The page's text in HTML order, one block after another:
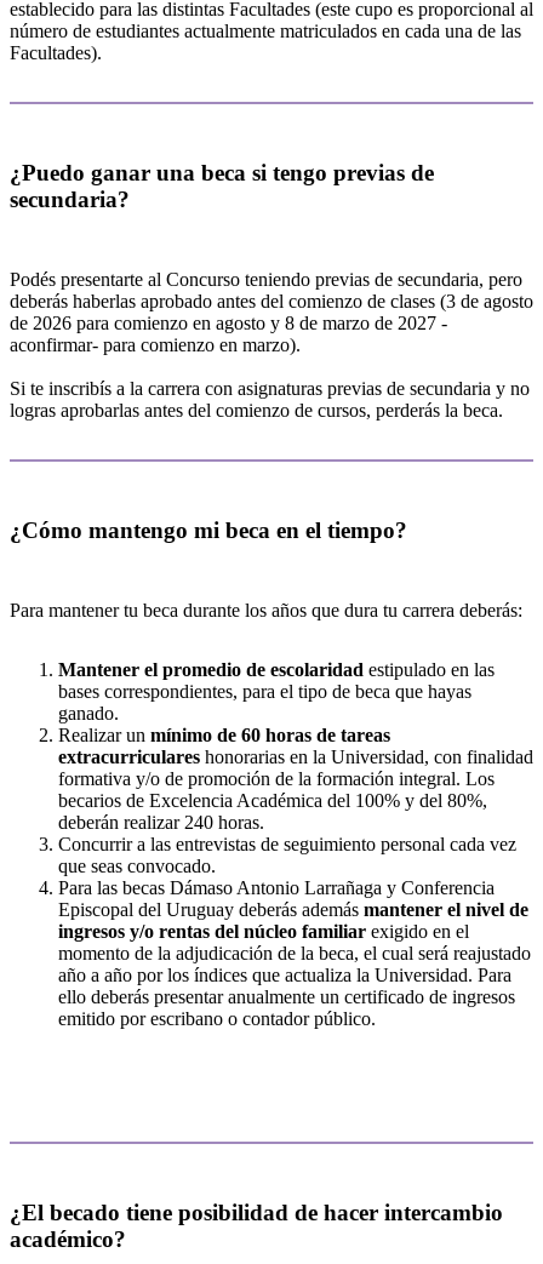
establecido para las distintas Facultades (este cupo es proporcional al
número de estudiantes actualmente matriculados en cada una de las
Facultades).
¿Puedo ganar una beca si tengo previas de
secundaria?
Podés presentarte al Concurso teniendo previas de secundaria, pero
deberás haberlas aprobado antes del comienzo de clases (3 de agosto
de 2026 para comienzo en agosto y 8 de marzo de 2027 -
aconfirmar- para comienzo en marzo).
Si te inscribís a la carrera con asignaturas previas de secundaria y no
logras aprobarlas antes del comienzo de cursos, perderás la beca.
¿Cómo mantengo mi beca en el tiempo?
Para mantener tu beca durante los años que dura tu carrera deberás:
Mantener el promedio de escolaridad estipulado en las
bases correspondientes, para el tipo de beca que hayas
ganado.
Realizar un mínimo de 60 horas de tareas
extracurriculares honorarias en la Universidad, con finalidad
formativa y/o de promoción de la formación integral. Los
becarios de Excelencia Académica del 100% y del 80%,
deberán realizar 240 horas.
Concurrir a las entrevistas de seguimiento personal cada vez
que seas convocado.
Para las becas Dámaso Antonio Larrañaga y Conferencia
Episcopal del Uruguay deberás además mantener el nivel de
ingresos y/o rentas del núcleo familiar exigido en el
momento de la adjudicación de la beca, el cual será reajustado
año a año por los índices que actualiza la Universidad. Para
ello deberás presentar anualmente un certificado de ingresos
emitido por escribano o contador público.
¿El becado tiene posibilidad de hacer intercambio
académico?